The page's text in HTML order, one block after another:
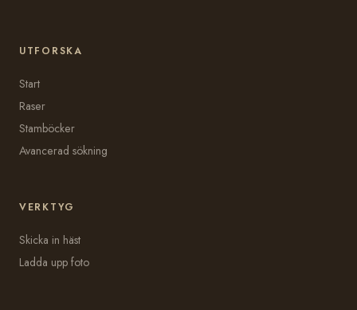
UTFORSKA
Start
Raser
Stamböcker
Avancerad sökning
VERKTYG
Skicka in häst
Ladda upp foto